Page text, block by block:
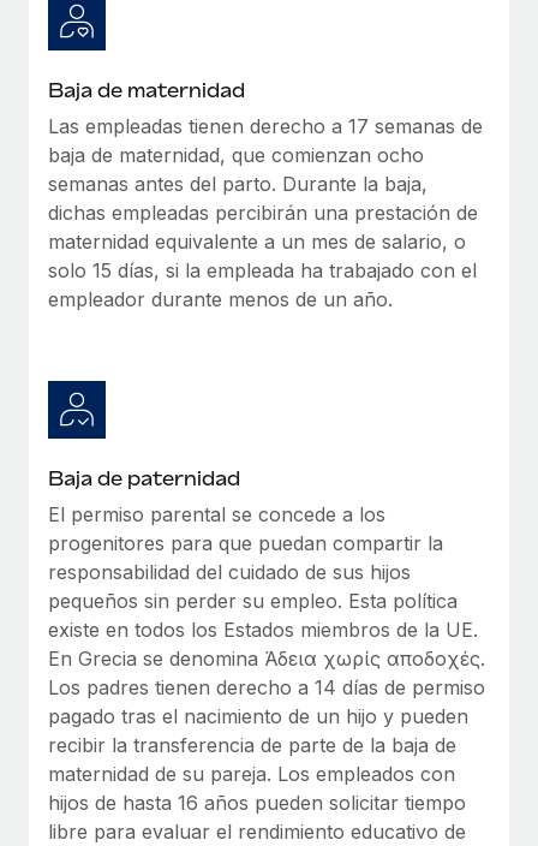
Baja de maternidad
Las empleadas tienen derecho a 17 semanas de
baja de maternidad, que comienzan ocho
semanas antes del parto. Durante la baja,
dichas empleadas percibirán una prestación de
maternidad equivalente a un mes de salario, o
solo 15 días, si la empleada ha trabajado con el
empleador durante menos de un año.
Baja de paternidad
El permiso parental se concede a los
progenitores para que puedan compartir la
responsabilidad del cuidado de sus hijos
pequeños sin perder su empleo. Esta política
existe en todos los Estados miembros de la UE.
En Grecia se denomina Άδεια χωρίς αποδοχές.
Los padres tienen derecho a 14 días de permiso
pagado tras el nacimiento de un hijo y pueden
recibir la transferencia de parte de la baja de
maternidad de su pareja. Los empleados con
hijos de hasta 16 años pueden solicitar tiempo
libre para evaluar el rendimiento educativo de